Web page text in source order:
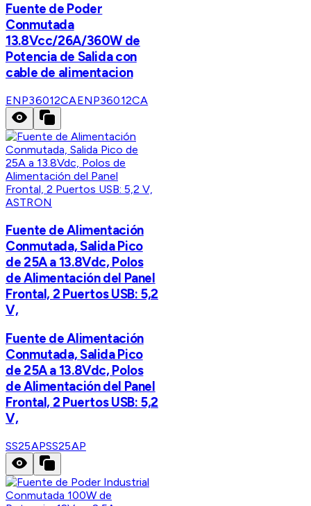
Fuente de Poder
Conmutada
13.8Vcc/26A/360W de
Potencia de Salida con
cable de alimentacion
ENP36012CAENP36012CA
ASTRON
Fuente de Alimentación
Conmutada, Salida Pico
de 25A a 13.8Vdc, Polos
de Alimentación del Panel
Frontal, 2 Puertos USB: 5,2
V,
Fuente de Alimentación
Conmutada, Salida Pico
de 25A a 13.8Vdc, Polos
de Alimentación del Panel
Frontal, 2 Puertos USB: 5,2
V,
SS25APSS25AP